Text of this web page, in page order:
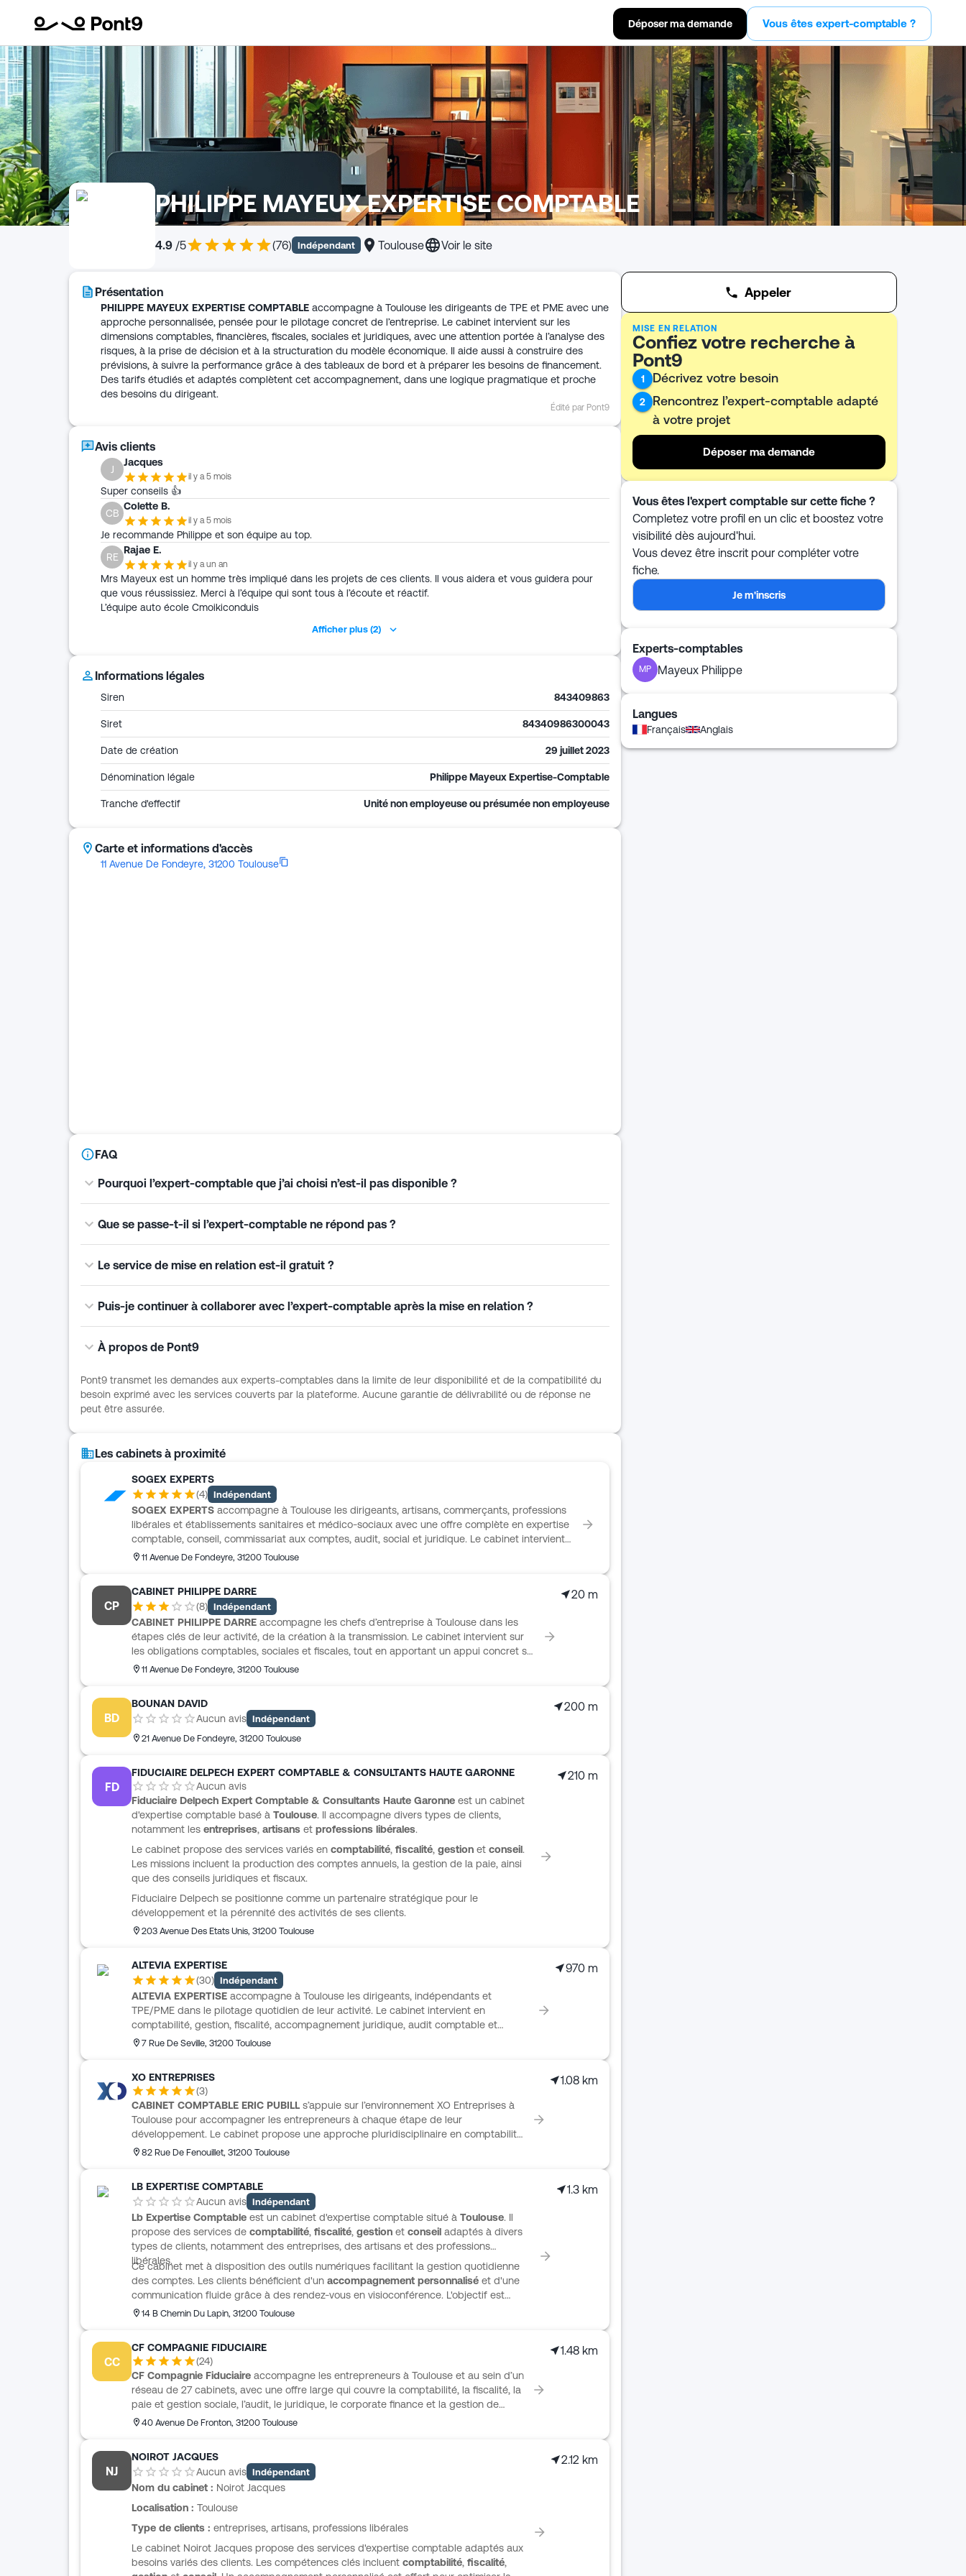
Déposer ma demande Vous êtes expert-comptable ?
PHILIPPE MAYEUX EXPERTISE COMPTABLE
4.9 /5 (76) Indépendant Toulouse Voir le site
Présentation
PHILIPPE MAYEUX EXPERTISE COMPTABLE accompagne à Toulouse les dirigeants de TPE et PME avec une
approche personnalisée, pensée pour le pilotage concret de l’entreprise. Le cabinet intervient sur les
dimensions comptables, financières, fiscales, sociales et juridiques, avec une attention portée à l’analyse des
risques, à la prise de décision et à la structuration du modèle économique. Il aide aussi à construire des
prévisions, à suivre la performance grâce à des tableaux de bord et à préparer les besoins de financement.
Des tarifs étudiés et adaptés complètent cet accompagnement, dans une logique pragmatique et proche
des besoins du dirigeant.
Édité par Pont9
Avis clients
J
Jacques
il y a 5 mois
Super conseils 👍
CB
Colette B.
il y a 5 mois
Je recommande Philippe et son équipe au top.
RE
Rajae E.
il y a un an
Mrs Mayeux est un homme très impliqué dans les projets de ces clients. Il vous aidera et vous guidera pour
que vous réussissiez. Merci à l’équipe qui sont tous à l’écoute et réactif.
L’équipe auto école Cmoikiconduis
Afficher plus (2)
Informations légales
Siren 843409863
Siret 84340986300043
Date de création 29 juillet 2023
Dénomination légale Philippe Mayeux Expertise-Comptable
Tranche d'effectif Unité non employeuse ou présumée non employeuse
Carte et informations d'accès
11 Avenue De Fondeyre, 31200 Toulouse
FAQ
Pourquoi l’expert-comptable que j’ai choisi n’est-il pas disponible ?
Que se passe-t-il si l’expert-comptable ne répond pas ?
Le service de mise en relation est-il gratuit ?
Puis-je continuer à collaborer avec l’expert-comptable après la mise en relation ?
À propos de Pont9
Pont9 transmet les demandes aux experts-comptables dans la limite de leur disponibilité et de la compatibilité du
besoin exprimé avec les services couverts par la plateforme. Aucune garantie de délivrabilité ou de réponse ne
peut être assurée.
Les cabinets à proximité
SOGEX EXPERTS
(4) Indépendant
SOGEX EXPERTS accompagne à Toulouse les dirigeants, artisans, commerçants, professions
libérales et établissements sanitaires et médico-sociaux avec une offre complète en expertise
comptable, conseil, commissariat aux comptes, audit, social et juridique. Le cabinet intervient
aussi sur des sujets ciblés comme les groupes de sociétés, l’immobilier et la préparation à la
suit aussi les étapes clés de l’entreprise, de la création ou reprise d’activité au pilotage et à la
construction du patrimoine.
11 Avenue De Fondeyre, 31200 Toulouse
CP
CABINET PHILIPPE DARRE
(8) Indépendant
CABINET PHILIPPE DARRE accompagne les chefs d’entreprise à Toulouse dans les
étapes clés de leur activité, de la création à la transmission. Le cabinet intervient sur
les obligations comptables, sociales et fiscales, tout en apportant un appui concret sur
la viabilité d’un projet, le potentiel de croissance, la recherche de financements, le
évolutions réglementaires et de proposer des solutions digitales personnalisées
adaptées aux besoins de chaque entreprise.
11 Avenue De Fondeyre, 31200 Toulouse
20 m
BD
BOUNAN DAVID
Aucun avis Indépendant
21 Avenue De Fondeyre, 31200 Toulouse
200 m
FD
FIDUCIAIRE DELPECH EXPERT COMPTABLE & CONSULTANTS HAUTE GARONNE
Aucun avis
Fiduciaire Delpech Expert Comptable & Consultants Haute Garonne est un cabinet
d'expertise comptable basé à Toulouse. Il accompagne divers types de clients,
notamment les entreprises, artisans et professions libérales.
Le cabinet propose des services variés en comptabilité, fiscalité, gestion et conseil.
Les missions incluent la production des comptes annuels, la gestion de la paie, ainsi
que des conseils juridiques et fiscaux.
Fiduciaire Delpech se positionne comme un partenaire stratégique pour le
développement et la pérennité des activités de ses clients.
203 Avenue Des Etats Unis, 31200 Toulouse
210 m
ALTEVIA EXPERTISE
(30) Indépendant
ALTEVIA EXPERTISE accompagne à Toulouse les dirigeants, indépendants et
TPE/PME dans le pilotage quotidien de leur activité. Le cabinet intervient en
comptabilité, gestion, fiscalité, accompagnement juridique, audit comptable et
gestion sociale, avec une approche concrète tournée vers la fiabilité des comptes et
URSSAF. Le cabinet s’adresse aussi aux phases clés de la vie de l’entreprise, comme
la création, la première embauche ou la transmission, avec un suivi structuré et
personnalisé.
7 Rue De Seville, 31200 Toulouse
970 m
XO ENTREPRISES
(3)
CABINET COMPTABLE ERIC PUBILL s’appuie sur l’environnement XO Entreprises à
Toulouse pour accompagner les entrepreneurs à chaque étape de leur
développement. Le cabinet propose une approche pluridisciplinaire en comptabilité,
social, juridique, conseil, gestion, audit, formation, assurance, numérique et
besoins de l’activité. Cette organisation permet de répondre à des profils variés,
dans de nombreux secteurs comme le BTP, la santé, la restauration, l’immobilier, le
transport ou encore l’économie sociale et solidaire.
82 Rue De Fenouillet, 31200 Toulouse
1.08 km
LB EXPERTISE COMPTABLE
Aucun avis Indépendant
Lb Expertise Comptable est un cabinet d'expertise comptable situé à Toulouse. Il
propose des services de comptabilité, fiscalité, gestion et conseil adaptés à divers
types de clients, notamment des entreprises, des artisans et des professions
libérales.
Ce cabinet met à disposition des outils numériques facilitant la gestion quotidienne
des comptes. Les clients bénéficient d'un accompagnement personnalisé et d'une
communication fluide grâce à des rendez-vous en visioconférence. L'objectif est
d'optimiser la santé financière et fiscale des structures accompagnées.
14 B Chemin Du Lapin, 31200 Toulouse
1.3 km
CC
CF COMPAGNIE FIDUCIAIRE
(24)
CF Compagnie Fiduciaire accompagne les entrepreneurs à Toulouse et au sein d’un
réseau de 27 cabinets, avec une offre large qui couvre la comptabilité, la fiscalité, la
paie et gestion sociale, l’audit, le juridique, le corporate finance et la gestion de
patrimoine. Le cabinet s’adresse à plusieurs profils d’activité, notamment les TPE-
tout-en-un, pensée pour suivre la comptabilité, les flux de ventes et d’achats, ainsi
que les indicateurs de pilotage en temps réel.
40 Avenue De Fronton, 31200 Toulouse
1.48 km
NJ
NOIROT JACQUES
Aucun avis Indépendant
Nom du cabinet : Noirot Jacques
Localisation : Toulouse
Type de clients : entreprises, artisans, professions libérales
Le cabinet Noirot Jacques propose des services d'expertise comptable adaptés aux
besoins variés des clients. Les compétences clés incluent comptabilité, fiscalité,
2.12 km
Appeler
MISE EN RELATION
Confiez votre recherche à
Pont9
1 Décrivez votre besoin
2
Rencontrez l’expert-comptable adapté
à votre projet
Déposer ma demande
Vous êtes l'expert comptable sur cette fiche ?
Completez votre profil en un clic et boostez votre
visibilité dès aujourd'hui.
Vous devez être inscrit pour compléter votre
fiche.
Je m'inscris
Experts-comptables
MP Mayeux Philippe
Langues
Français Anglais